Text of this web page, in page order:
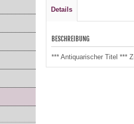
Details
BESCHREIBUNG
*** Antiquarischer Titel ***